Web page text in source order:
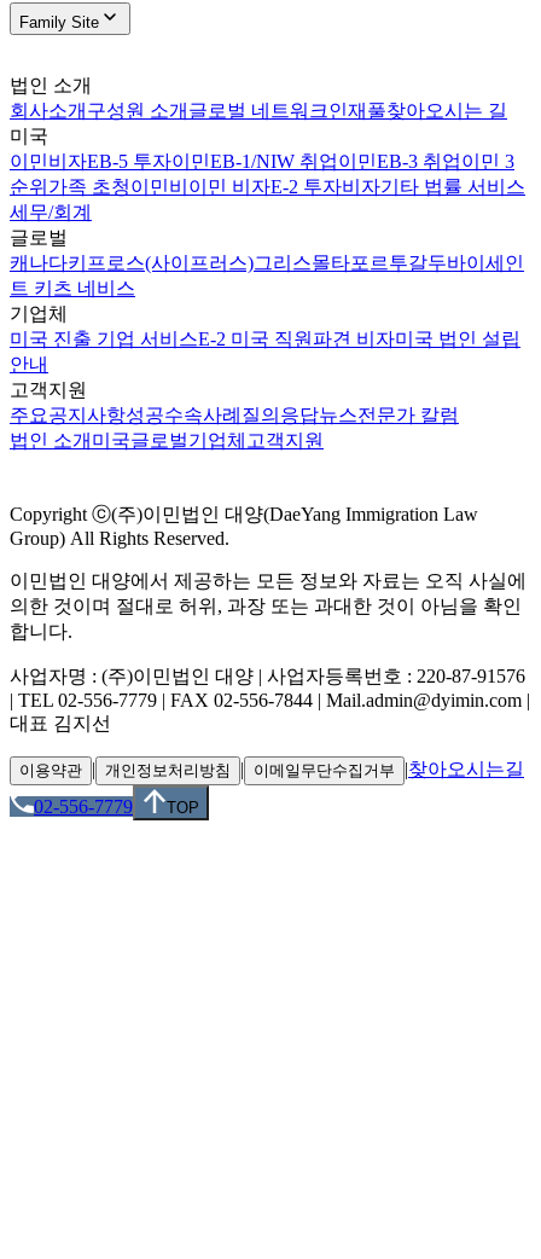
Family Site
법인 소개
회사소개 구성원 소개 글로벌 네트워크인재풀찾아오시는 길
미국
이민비자EB-5 투자이민EB-1/NIW 취업이민EB-3 취업이민 3
순위 가족 초청이민비이민 비자E-2 투자비자기타 법률 서비스
세무/회계
글로벌
캐나다키프로스(사이프러스)그리스몰타포르투갈두바이 세인
트 키츠 네비스
기업체
미국 진출 기업 서비스E-2 미국 직원파견 비자미국 법인 설립
안내
고객지원
주요공지사항성공수속사례 질의응답뉴스전문가 칼럼
법인 소개 미국글로벌기업체 고객지원
Copyright ⓒ(주)이민법인 대양(DaeYang Immigration Law
Group) All Rights Reserved.
이민법인 대양에서 제공하는 모든 정보와 자료는 오직 사실에
의한 것이며 절대로 허위, 과장 또는 과대한 것이 아님을 확인
합니다.
사업자명 : (주)이민법인 대양 | 사업자등록번호 : 220-87-91576
| TEL 02-556-7779 | FAX 02-556-7844 | Mail.admin@dyimin.com |
대표 김지선
이용약관 | 개인정보처리방침 | 이메일무단수집거부 |찾아오시는길
02-556-7779
TOP